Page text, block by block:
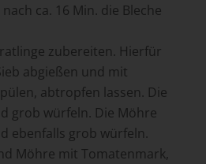
ca. 16 Min. die Bleche
zubereiten. Hierfür
abgießen und mit
abtropfen lassen. Die
grob würfeln. Die Möhre
ebenfalls grob würfeln.
Möhre mit Tomatenmark,